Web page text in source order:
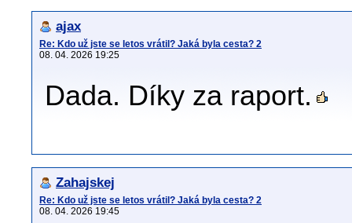
ajax
Re: Kdo už jste se letos vrátil? Jaká byla cesta? 2
08. 04. 2026 19:25
Dada. Díky za raport.
Zahajskej
Re: Kdo už jste se letos vrátil? Jaká byla cesta? 2
08. 04. 2026 19:45